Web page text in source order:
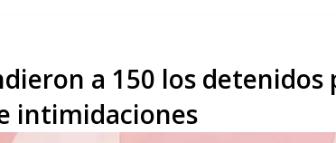
a 150 los
intimidaciones